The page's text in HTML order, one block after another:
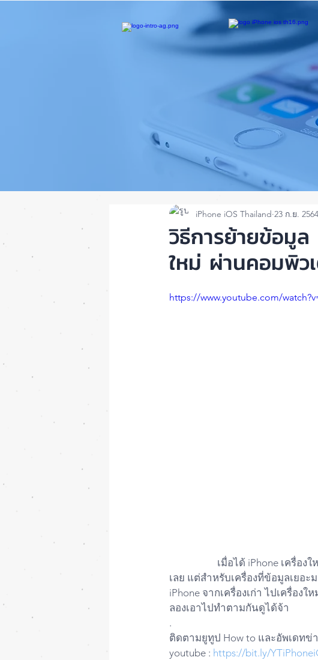
วิธีการย้ายข้อมูล
ใหม่ ผ่านคอมพิว
iPhone iOS Thailand 23 ก.ย. 2564
https://www.youtube.com/
เลย แต่สำหรับเครื่องที่ข้อมูลเยอ
iPhone จากเครื่องเก่า ไปเครื่อ
ลองเอาไปทำตามกันดูได้จ้า
.
ติดตามยูทูป How to และอัพเดทข่
youtube : https://bit.ly/